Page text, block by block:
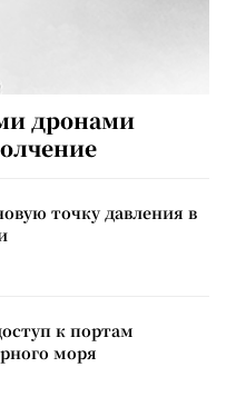
дронами
точку давления в
к портам
моря